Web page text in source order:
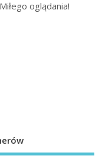
oglądania!